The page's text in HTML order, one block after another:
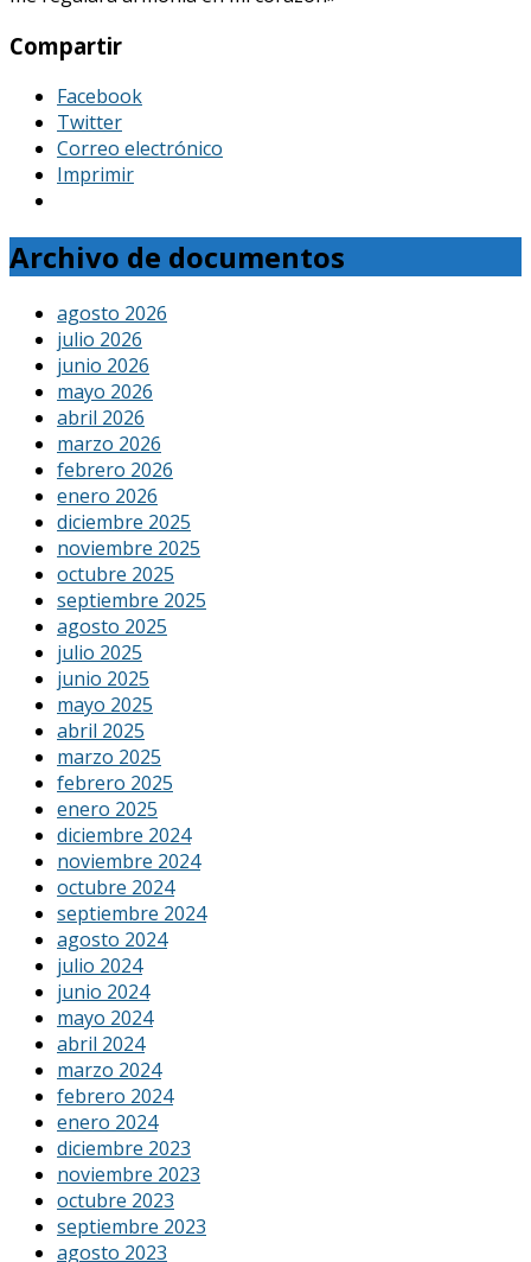
Compartir
Facebook
Twitter
Correo electrónico
Imprimir
Archivo de documentos
agosto 2026
julio 2026
junio 2026
mayo 2026
abril 2026
marzo 2026
febrero 2026
enero 2026
diciembre 2025
noviembre 2025
octubre 2025
septiembre 2025
agosto 2025
julio 2025
junio 2025
mayo 2025
abril 2025
marzo 2025
febrero 2025
enero 2025
diciembre 2024
noviembre 2024
octubre 2024
septiembre 2024
agosto 2024
julio 2024
junio 2024
mayo 2024
abril 2024
marzo 2024
febrero 2024
enero 2024
diciembre 2023
noviembre 2023
octubre 2023
septiembre 2023
agosto 2023